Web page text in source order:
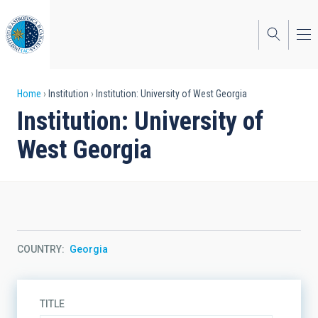
to
main
content
Breadcrumb
Home Institution Institution: University of West Georgia
Institution: University of
West Georgia
COUNTRY Georgia
TITLE